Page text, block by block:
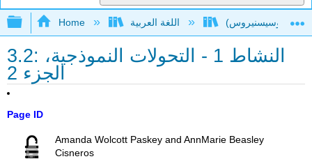
Expand/collapse global hierarchy
Home
3.2: النشاط 1 - التحولات النموذجية،
الجزء 2
Page ID
Amanda Wolcott Paskey and AnnMarie Beasley
Cisneros